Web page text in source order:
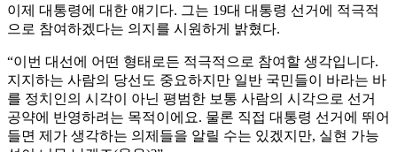
이제 대통령에 대한 얘기다. 그는 19대 대통령 선거에 적극적
으로 참여하겠다는 의지를 시원하게 밝혔다.
“이번 대선에 어떤 형태로든 적극적으로 참여할 생각입니다.
지지하는 사람의 당선도 중요하지만 일반 국민들이 바라는 바
를 정치인의 시각이 아닌 평범한 보통 사람의 시각으로 선거
공약에 반영하려는 목적이에요. 물론 직접 대통령 선거에 뛰어
들면 제가 생각하는 의제들을 알릴 수는 있겠지만, 실현 가능